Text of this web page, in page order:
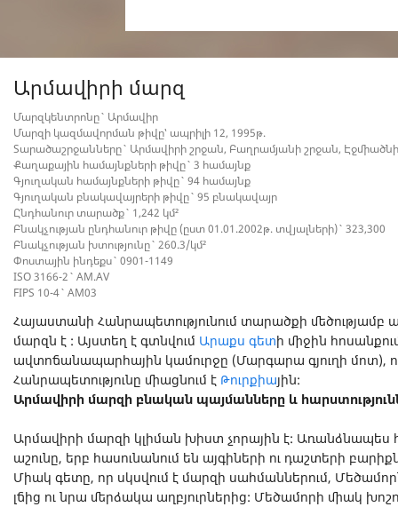
Արմավիրի մարզ
Մարզկենտրոնը` Արմավիր
Մարզի կազմավորման թիվը՝ ապրիլի 12, 1995թ.
Տարածաշրջանները` Արմավիրի շրջան, Բաղրամյանի շրջան,
Քաղաքային համայնքների թիվը` 3 համայնք
Գյուղական համայնքների թիվը` 94 համայնք
Գյուղական բնակավայրերի թիվը` 95 բնակավայր
Ընդհանուր տարածք` 1,242 կմ²
Բնակչության ընդհանուր թիվը (ըստ 01.01.2002թ. տվյալների)` 323,300
Բնակչության խտությունը` 260.3/կմ²
Փոստային ինդեքս` 0901-1149
ISO 3166-2` AM.AV
FIPS 10-4` AM03
Հայաստանի Հանրապետությունում տարածքի
մարզն է : Այստեղ է գտնվում Արաքս գետի միջին
ավտոճանապարհային կամուրջը (Մարգարա գյուղի մոտ),
Հանրապետությունը միացնում է Թուրքիային:
Արմավիրի մարզի բնական պայմանները և
Արմավիրի մարզի կլիման խիստ չորային է:
աշունը, երբ հասունանում են այգիների ու դաշտերի
Միակ գետը, որ սկսվում է մարզի սահմաններում, Մեծամորն
լճից ու նրա մերձակա աղբյուրներից: Մեծամորի միակ